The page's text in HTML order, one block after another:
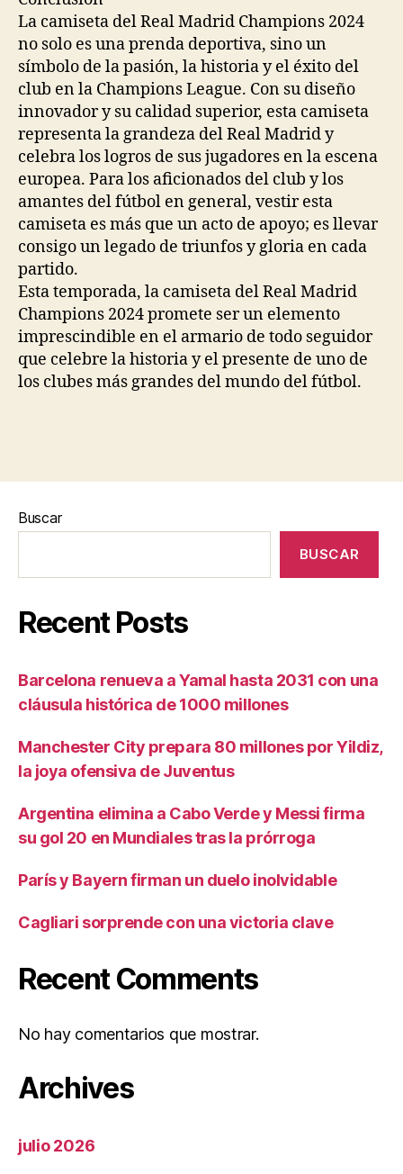
La camiseta del Real Madrid Champions 2024
no solo es una prenda deportiva, sino un
símbolo de la pasión, la historia y el éxito del
club en la Champions League. Con su diseño
innovador y su calidad superior, esta camiseta
representa la grandeza del Real Madrid y
celebra los logros de sus jugadores en la escena
europea. Para los aficionados del club y los
amantes del fútbol en general, vestir esta
camiseta es más que un acto de apoyo; es llevar
consigo un legado de triunfos y gloria en cada
partido.
Esta temporada, la camiseta del Real Madrid
Champions 2024 promete ser un elemento
imprescindible en el armario de todo seguidor
que celebre la historia y el presente de uno de
los clubes más grandes del mundo del fútbol.
Buscar
BUSCAR
Recent Posts
Barcelona renueva a Yamal hasta 2031 con una
cláusula histórica de 1000 millones
Manchester City prepara 80 millones por Yildiz,
la joya ofensiva de Juventus
Argentina elimina a Cabo Verde y Messi firma
su gol 20 en Mundiales tras la prórroga
París y Bayern firman un duelo inolvidable
Cagliari sorprende con una victoria clave
Recent Comments
No hay comentarios que mostrar.
Archives
julio 2026